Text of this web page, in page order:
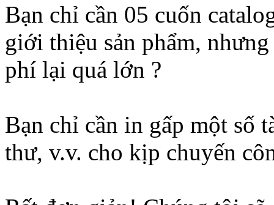
Bạn chỉ cần 05 cuốn
giới thiệu sản phẩm,
phí lại quá lớn ?
Bạn chỉ cần in gấp một số
thư, v.v. cho kịp chuyến